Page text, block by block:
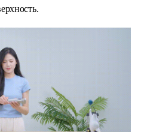
More